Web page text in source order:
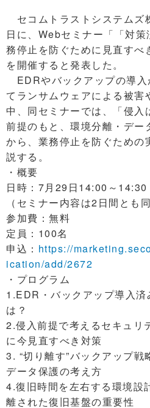
セコムトラストシステムズ
日に、Webセミナー「「対
務停止を防ぐために見直すべ
を開催すると発表した。
EDRやバックアップの導入
てランサムウェアによる被害
中、同セミナーでは、「侵入
前提のもと、環境分離・デー
から、業務停止を防ぐための
説する。
・概要
日時：7月29日14:00～
（セミナー内容は2日間とも同
参加費：無料
定員：100名
申込： https://
ication/add/2672
・プログラム
1.EDR・バックアップ導入済
は？
2.侵入前提で考えるセキュリ
に今見直すべき対策
3. “切り離す”バックアップ
データ保護の考え方
4.復旧時間を左右する環境設
離された復旧基盤の重要性